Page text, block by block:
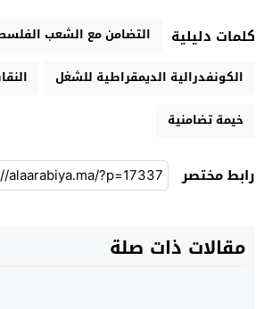
كلمات دليلية
التضامن مع الشعب
الكونفدرالية الديمقراطية للشغل
خيمة تضامنية
رابط مختصر
مقالات ذات صلة